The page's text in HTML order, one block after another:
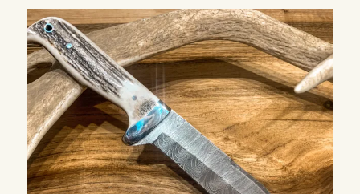
価
格
は
€289.00
で
し
た。
の
価
格
は
€249.00
で
す。